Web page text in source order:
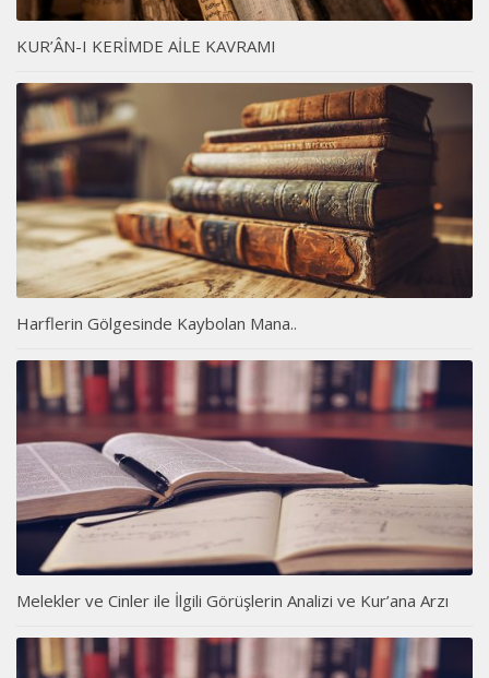
KUR’ÂN-I KERİMDE AİLE KAVRAMI
Harflerin Gölgesinde Kaybolan Mana..
Melekler ve Cinler ile İlgili Görüşlerin Analizi ve Kur’ana Arzı